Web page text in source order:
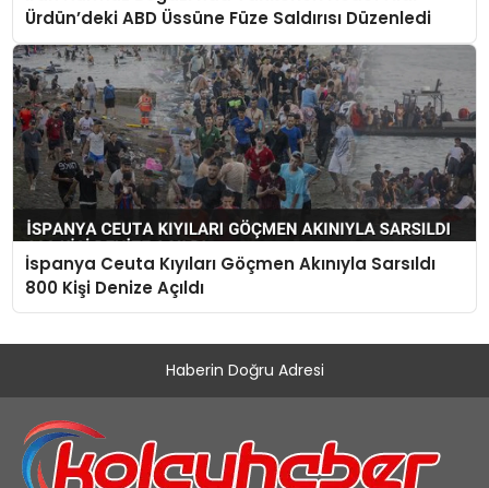
Ürdün’deki ABD Üssüne Füze Saldırısı Düzenledi
İspanya Ceuta Kıyıları Göçmen Akınıyla Sarsıldı
800 Kişi Denize Açıldı
Haberin Doğru Adresi